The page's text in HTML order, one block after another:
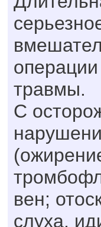
травмы.
С
вен;
слуха,